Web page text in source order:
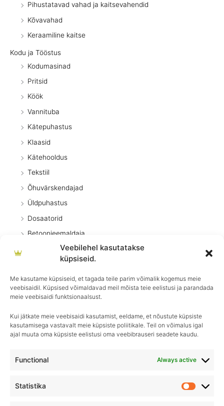
Veebilehel kasutatakse
küpsiseid.
Me kasutame küpsiseid, et tagada teile parim võimalik kogemus meie
veebisaidil. Küpsised võimaldavad meil mõista teie eelistusi ja parandada
meie veebisaidi funktsionaalsust.
Kui jätkate meie veebisaidi kasutamist, eeldame, et nõustute küpsiste
kasutamisega vastavalt meie küpsiste poliitikale. Teil on võimalus igal
ajal muuta oma küpsiste eelistusi oma veebibrauseri seadete kaudu.
Functional Always active
Statistika
Pihustatavad vahad ja kaitsevahendid
Kõvavahad
Keraamiline kaitse
Kodu ja Tööstus
Kodumasinad
Pritsid
Köök
Vannituba
Kätepuhastus
Klaasid
Kätehooldus
Tekstiil
Õhuvärskendajad
Üldpuhastus
Dosaatorid
Betoonieemaldaja
Eripuhastusvahendid
Desinfitseerimisvahendid
Põrandapesu
Pesuvahendid
Igapäevane hooldus, ületamatu sära–